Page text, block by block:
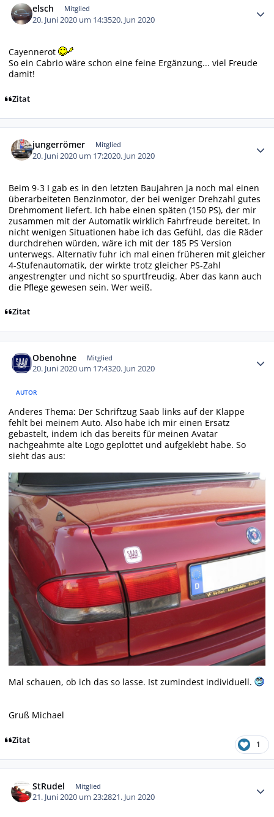
elsch Mitglied
20. Juni 2020 um 14:3520. Jun 2020
Cayennerot
So ein Cabrio wäre schon eine feine Ergänzung... viel Freude
damit!
Zitat
jungerrömer Mitglied
20. Juni 2020 um 17:2020. Jun 2020
Beim 9-3 I gab es in den letzten Baujahren ja noch mal einen
überarbeiteten Benzinmotor, der bei weniger Drehzahl gutes
Drehmoment liefert. Ich habe einen späten (150 PS), der mir
zusammen mit der Automatik wirklich Fahrfreude bereitet. In
nicht wenigen Situationen habe ich das Gefühl, das die Räder
durchdrehen würden, wäre ich mit der 185 PS Version
unterwegs. Alternativ fuhr ich mal einen früheren mit gleicher
4-Stufenautomatik, der wirkte trotz gleicher PS-Zahl
angestrengter und nicht so spurtfreudig. Aber das kann auch
die Pflege gewesen sein. Wer weiß.
Zitat
Obenohne Mitglied
20. Juni 2020 um 17:4320. Jun 2020
AUTOR
Anderes Thema: Der Schriftzug Saab links auf der Klappe
fehlt bei meinem Auto. Also habe ich mir einen Ersatz
gebastelt, indem ich das bereits für meinen Avatar
nachgeahmte alte Logo geplottet und aufgeklebt habe. So
sieht das aus:
Mal schauen, ob ich das so lasse. Ist zumindest individuell.
Gruß Michael
Zitat 1
StRudel Mitglied
21. Juni 2020 um 23:2821. Jun 2020